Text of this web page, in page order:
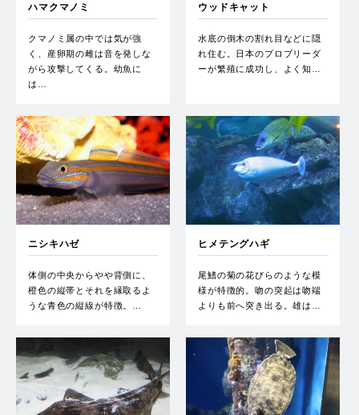
ハマクマノミ
クマノミ属の中では気が強
く、産卵期の雌は音を発しな
がら攻撃してくる。幼魚に
は…
ウッドキャット
水底の倒木の割れ目などに隠
れ住む。日本のプロブリーダ
ーが繁殖に成功し、よく知…
ニシキハゼ
体側の中央からやや背側に、
橙色の縦帯とそれを縁取るよ
うな青色の縦線が特徴。…
ヒメテングハギ
尾鰭の菊の花びらのような模
様が特徴的。吻の突起は吻端
よりも前へ突き出る。雄は…